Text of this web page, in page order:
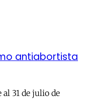
antiabortista
31 de julio de